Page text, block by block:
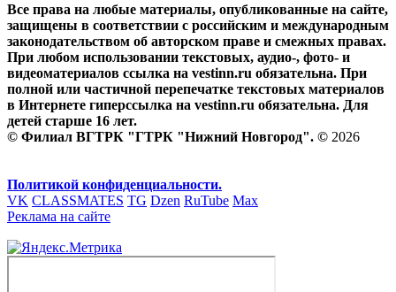
Все права на любые материалы, опубликованные на сайте,
защищены в соответствии с российским и международным
законодательством об авторском праве и смежных правах.
При любом использовании текстовых, аудио-, фото- и
видеоматериалов ссылка на vestinn.ru обязательна. При
полной или частичной перепечатке текстовых материалов
в Интернете гиперссылка на vestinn.ru обязательна. Для
детей старше 16 лет.
© Филиал ВГТРК "ГТРК "Нижний Новгород". © 2026
Политикой конфиденциальности.
VK CLASSMATES TG Dzen RuTube Max
Реклама на сайте